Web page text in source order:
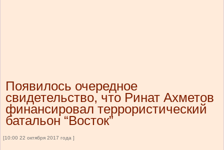
Появилось очередное
свидетельство, что Ринат Ахметов
финансировал террористический
батальон “Восток”
[10:00 22 октября 2017 года ]